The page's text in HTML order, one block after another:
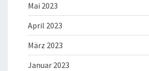
Mai 2023
April 2023
März 2023
Januar 2023